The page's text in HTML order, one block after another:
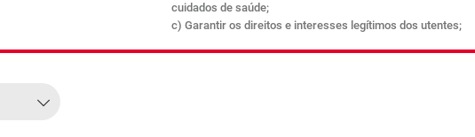
cuidados de saúde;
c) Garantir os direitos e interesses legítimos dos utentes;